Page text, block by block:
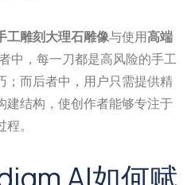
工雕刻大理石雕像与使用高端
中，每一刀都是高风险的手工
；而后者中，用户只需提供精
建结构，使创作者能够专注于
。